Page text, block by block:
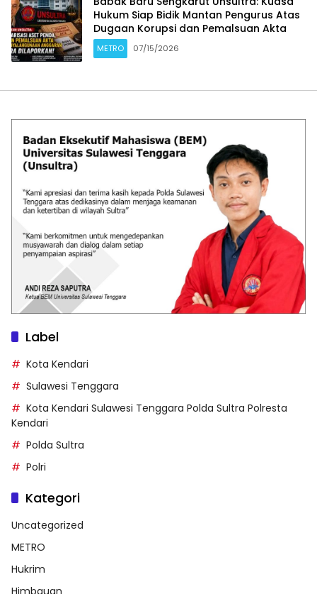
Hukum Siap Bidik Mantan Pengurus Atas
Dugaan Korupsi dan Pemalsuan Akta
METRO 07/15/2026
Label
Kota Kendari
Sulawesi Tenggara
Kota Kendari Sulawesi Tenggara Polda Sultra Polresta
Kendari
Polda Sultra
Polri
Kategori
Uncategorized
METRO
Hukrim
Himbauan